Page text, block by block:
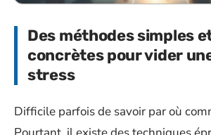
Des méthodes simples
concrètes pour vider
stress
Difficile parfois de savoir par où